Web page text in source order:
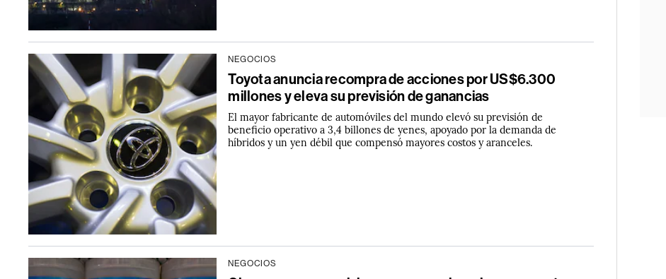
NEGOCIOS
Toyota anuncia recompra de acciones por US$6.300
millones y eleva su previsión de ganancias
El mayor fabricante de automóviles del mundo elevó su previsión de
beneficio operativo a 3,4 billones de yenes, apoyado por la demanda de
híbridos y un yen débil que compensó mayores costos y aranceles.
NEGOCIOS